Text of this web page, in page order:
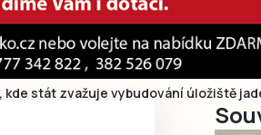
Ještě nemám
kde stát zvažuje vybudování úložiště